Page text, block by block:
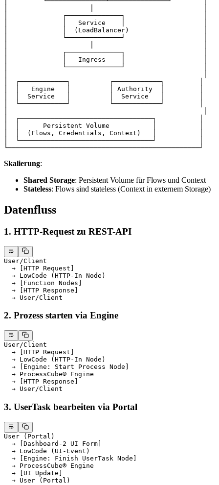
│              ┌──────────────┐                    │
│              │   Service    │                    │
│              │  (LoadBalancer)                   │
│              └──────────────┘                    │
│              ┌──────────────┐                    │
│              │   Ingress    │                    │
│              └──────────────┘                    │
│  ┌────────────┐          ┌────────────┐         │
│  │   Engine   │          │ Authority  │         │
│  │  Service   │          │  Service   │         │
│  └────────────┘          └────────────┘         │
│  ┌──────────────────────────────────┐           │
│  │      Persistent Volume           │           │
│  │  (Flows, Credentials, Context)   │           │
│  └──────────────────────────────────┘           │
└─────────────────────────────────────────────────┘
Skalierung:
Shared Storage: Persistent Volume für Flows und Context
Stateless: Flows sind stateless (Context in externem Storage)
Datenfluss
1. HTTP-Request zu REST-API
User/Client
  → [HTTP Request]
  → LowCode (HTTP-In Node)
  → [Function Nodes]
  → [HTTP Response]
  → User/Client
2. Prozess starten via Engine
User/Client
  → [HTTP Request]
  → LowCode (HTTP-In Node)
  → [Engine: Start Process Node]
  → ProcessCube® Engine
  → [HTTP Response]
  → User/Client
3. UserTask bearbeiten via Portal
User (Portal)
  → [Dashboard-2 UI Form]
  → LowCode (UI-Event)
  → [Engine: Finish UserTask Node]
  → ProcessCube® Engine
  → [UI Update]
  → User (Portal)